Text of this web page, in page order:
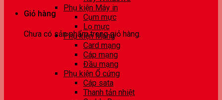
Giỏ hàng
Chưa có sản phẩm trong giỏ hàng.
Phụ kiện Máy in
Cụm mực
Lọ mực
Phụ kiện Mạng
Card mạng
Cáp mạng
Đầu mạng
Phụ kiện Ổ cứng
Cáp sata
Thanh tản nhiệt